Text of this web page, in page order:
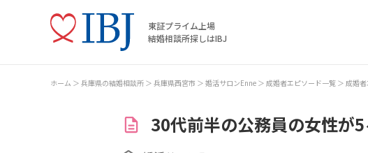
東証プライム上場
結婚相談所探しはIBJ
ホーム 兵庫県の結婚相談所 兵庫県西宮市 婚活サロンEnne 成婚者エピソード一覧 成婚
30代前半の公務員の女性が